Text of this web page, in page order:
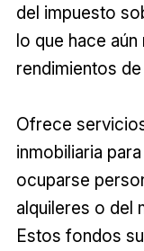
del impuesto
lo que hace
rendimientos
Ofrece
inmobiliaria
ocuparse
alquileres o del
Estos fondos